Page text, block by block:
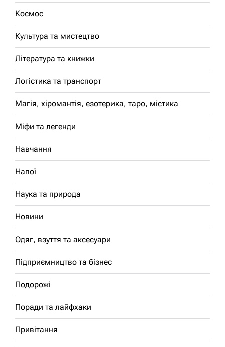
Космос
Культура та мистецтво
Література та книжки
Логістика та транспорт
Магія, хіромантія, езотерика, таро, містика
Міфи та легенди
Навчання
Напої
Наука та природа
Новини
Одяг, взуття та аксесуари
Підприємництво та бізнес
Подорожі
Поради та лайфхаки
Привітання